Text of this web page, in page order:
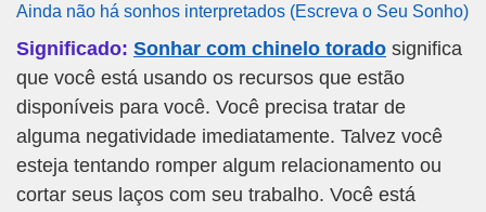
Ainda não há sonhos interpretados (Escreva o Seu Sonho)
Significado: Sonhar com chinelo torado significa
que você está usando os recursos que estão
disponíveis para você. Você precisa tratar de
alguma negatividade imediatamente. Talvez você
esteja tentando romper algum relacionamento ou
cortar seus laços com seu trabalho. Você está